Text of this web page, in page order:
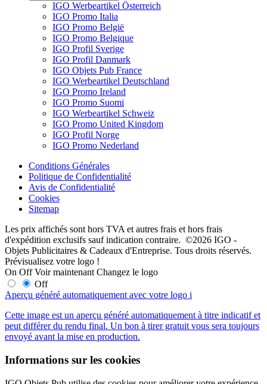
IGO Werbeartikel Österreich
IGO Promo Italia
IGO Promo België
IGO Promo Belgique
IGO Profil Sverige
IGO Profil Danmark
IGO Objets Pub France
IGO Werbeartikel Deutschland
IGO Promo Ireland
IGO Promo Suomi
IGO Werbeartikel Schweiz
IGO Promo United Kingdom
IGO Profil Norge
IGO Promo Nederland
Conditions Générales
Politique de Confidentialité
Avis de Confidentialité
Cookies
Sitemap
Les prix affichés sont hors TVA et autres frais et hors frais
d'expédition exclusifs sauf indication contraire. ©2026 IGO -
Objets Publicitaires & Cadeaux d'Entreprise. Tous droits réservés.
Prévisualisez votre logo !
On Off Voir maintenant Changez le logo
Off
Aperçu généré automatiquement avec votre logo i
Cette image est un aperçu généré automatiquement à titre indicatif et
peut différer du rendu final. Un bon à tirer gratuit vous sera toujours
envoyé avant la mise en production.
Informations sur les cookies